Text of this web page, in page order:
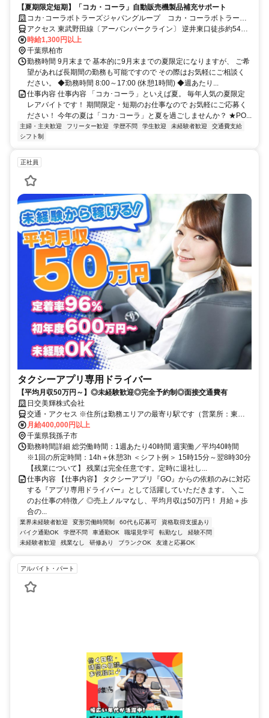
【夏期限定短期】「コカ・コーラ」自動販売機製品補充サポート
コカ･コーラボトラーズジャパングループ コカ・コーラボトラーズ
ジャパン株式会社【84318】
アクセス 東武野田線〔アーバンパークライン〕 逆井東口徒歩約54
分、ＪＲ成田線 我孫子（千葉県）南口徒歩約60分、ＪＲ常磐線 我孫
子（千葉県）南口徒歩約60分
時給1,300円以上
千葉県柏市
勤務時間 9月末まで 基本的に9月末までの夏限定になりますが、 ご希
望があれば長期間の勤務も可能ですので その際はお気軽にご相談く
ださい。 ◆勤務時間 8:00～17:00 (休憩1時間) ◆週あたり...
仕事内容 仕事内容 「コカ･コーラ」といえば夏。 毎年人気の夏限定
レアバイトです！ 期間限定・短期のお仕事なので お気軽にご応募く
ださい！ 今年の夏は「コカ･コーラ」と夏を過ごしませんか？ ★PO...
主婦・主夫歓迎 フリーター歓迎 学歴不問 学生歓迎 未経験者歓迎
交通費支給
シフト制
正社員
タクシーアプリ専用ドライバー
【平均月収50万円～】◎未経験歓迎◎完全予約制◎面接交通費有
日交美輝株式会社
交通・アクセス ※住所は勤務エリアの最寄り駅です（営業所：東京
都足立区中川5-16-10）
月給400,000円以上
千葉県我孫子市
勤務時間詳細 総労働時間：1週あたり40時間 週実働／平均40時間
※1回の所定時間：14h＋休憩3h ＜シフト例＞ 15時15分～翌8時30分
【残業について】 残業は完全任意です。定時に退社し...
仕事内容 【仕事内容】 タクシーアプリ『GO』からの依頼のみに対応
する『アプリ専用ドライバー』として活躍していただきます。 ＼こ
のお仕事の特徴／ ◎売上ノルマなし、平均月収は50万円！ 月給＋歩
合の...
業界未経験者歓迎 変形労働時間制 60代も応募可
資格取得支援あり
バイク通勤OK
学歴不問 車通勤OK 職場見学可 転勤なし
経験不問
未経験者歓迎
残業なし 研修あり ブランクOK 友達と応募OK
アルバイト・パート